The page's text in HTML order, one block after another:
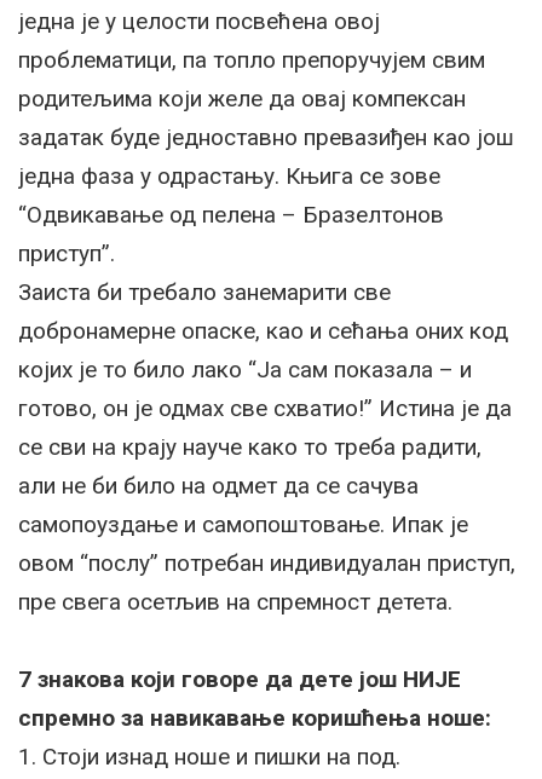
једна је у целости посвећена овој
проблематици, па топло препоручујем свим
родитељима који желе да овај компексан
задатак буде једноставно превазиђен као још
једна фаза у одрастању. Књига се зове
“Одвикавање од пелена – Бразелтонов
приступ”.
Заиста би требало занемарити све
добронамерне опаске, као и сећања оних код
којих је то било лако “Ја сам показала – и
готово, он је одмах све схватио!” Истина је да
се сви на крају науче како то треба радити,
али не би било на одмет да се сачува
самопоуздање и самопоштовање. Ипак је
овом “послу” потребан индивидуалан приступ,
пре свега осетљив на спремност детета.
7 знакова који говоре да дете још НИЈЕ
спремно за навикавање коришћења ноше:
1. Стоји изнад ноше и пишки на под.